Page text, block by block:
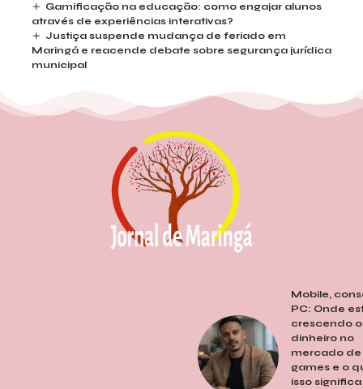
Gamificação na educação: como engajar alunos
através de experiências interativas?
Justiça suspende mudança de feriado em
Maringá e reacende debate sobre segurança jurídica
municipal
Mobile,
PC: Onde
crescendo o
dinheiro no
mercado de
games e o
isso